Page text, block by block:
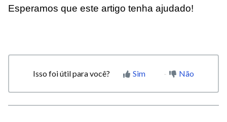
Esperamos que este artigo tenha ajudado!
Isso foi útil para você? Sim Não